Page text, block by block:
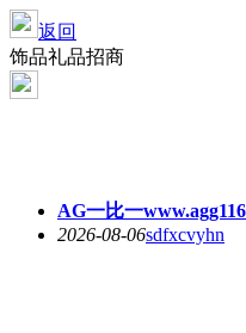
返回
饰品礼品招商
AG一比一
2026-08-06sdfxcvyhn